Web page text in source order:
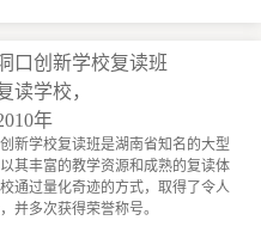
口创新学校复读班
读学校，
年
新学校复读班是湖南省知名的大型
其丰富的教学资源和成熟的复读体
通过量化奇迹的方式，取得了令人
并多次获得荣誉称号。